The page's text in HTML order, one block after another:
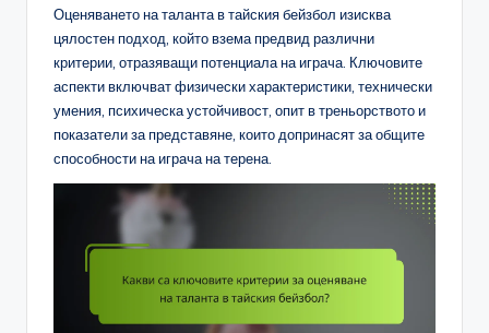
Оценяването на таланта в тайския бейзбол изисква
цялостен подход, който взема предвид различни
критерии, отразяващи потенциала на играча. Ключовите
аспекти включват физически характеристики, технически
умения, психическа устойчивост, опит в треньорството и
показатели за представяне, които допринасят за общите
способности на играча на терена.